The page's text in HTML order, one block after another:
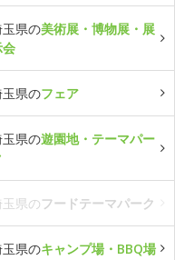
県の美術展・博物展・展
県のフェア
県の遊園地・テーマパー
県のフードテーマパーク
県のキャンプ場・BBQ場